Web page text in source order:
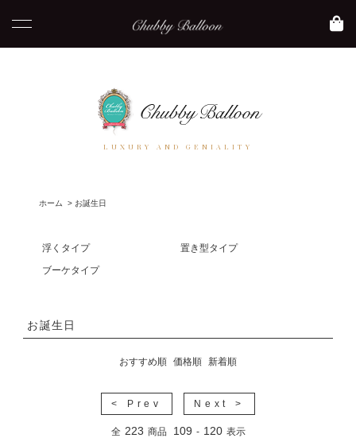
LUXURY AND GENIALITY
ホーム > お誕生日
浮くタイプ
置き型タイプ
ブーケタイプ
お誕生日
おすすめ順 価格順 新着順
< Prev Next >
全 223 商品 109 - 120 表示